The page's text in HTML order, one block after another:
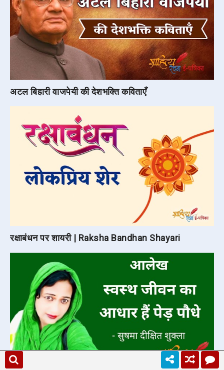
अटल बिहारी वाजपेयी की देशभक्ति कविताएँ
रक्षाबंधन पर शायरी | Raksha Bandhan Shayari